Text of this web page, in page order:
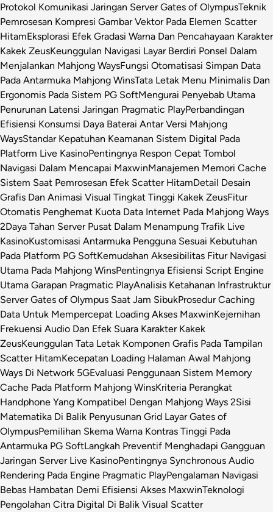
Protokol Komunikasi Jaringan Server Gates of OlympusTeknik
Pemrosesan Kompresi Gambar Vektor Pada Elemen Scatter
HitamEksplorasi Efek Gradasi Warna Dan Pencahayaan Karakter
Kakek ZeusKeunggulan Navigasi Layar Berdiri Ponsel Dalam
Menjalankan Mahjong WaysFungsi Otomatisasi Simpan Data
Pada Antarmuka Mahjong WinsTata Letak Menu Minimalis Dan
Ergonomis Pada Sistem PG SoftMengurai Penyebab Utama
Penurunan Latensi Jaringan Pragmatic PlayPerbandingan
Efisiensi Konsumsi Daya Baterai Antar Versi Mahjong
WaysStandar Kepatuhan Keamanan Sistem Digital Pada
Platform Live KasinoPentingnya Respon Cepat Tombol
Navigasi Dalam Mencapai MaxwinManajemen Memori Cache
Sistem Saat Pemrosesan Efek Scatter HitamDetail Desain
Grafis Dan Animasi Visual Tingkat Tinggi Kakek ZeusFitur
Otomatis Penghemat Kuota Data Internet Pada Mahjong Ways
2Daya Tahan Server Pusat Dalam Menampung Trafik Live
KasinoKustomisasi Antarmuka Pengguna Sesuai Kebutuhan
Pada Platform PG SoftKemudahan Aksesibilitas Fitur Navigasi
Utama Pada Mahjong WinsPentingnya Efisiensi Script Engine
Utama Garapan Pragmatic PlayAnalisis Ketahanan Infrastruktur
Server Gates of Olympus Saat Jam SibukProsedur Caching
Data Untuk Mempercepat Loading Akses MaxwinKejernihan
Frekuensi Audio Dan Efek Suara Karakter Kakek
ZeusKeunggulan Tata Letak Komponen Grafis Pada Tampilan
Scatter HitamKecepatan Loading Halaman Awal Mahjong
Ways Di Network 5GEvaluasi Penggunaan Sistem Memory
Cache Pada Platform Mahjong WinsKriteria Perangkat
Handphone Yang Kompatibel Dengan Mahjong Ways 2Sisi
Matematika Di Balik Penyusunan Grid Layar Gates of
OlympusPemilihan Skema Warna Kontras Tinggi Pada
Antarmuka PG SoftLangkah Preventif Menghadapi Gangguan
Jaringan Server Live KasinoPentingnya Synchronous Audio
Rendering Pada Engine Pragmatic PlayPengalaman Navigasi
Bebas Hambatan Demi Efisiensi Akses MaxwinTeknologi
Pengolahan Citra Digital Di Balik Visual Scatter